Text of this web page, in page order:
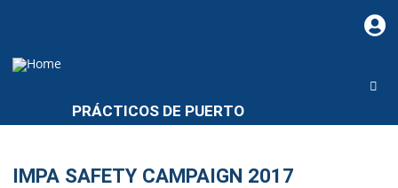
PRÁCTICOS DE PUERTO
IMPA SAFETY CAMPAIGN 2017